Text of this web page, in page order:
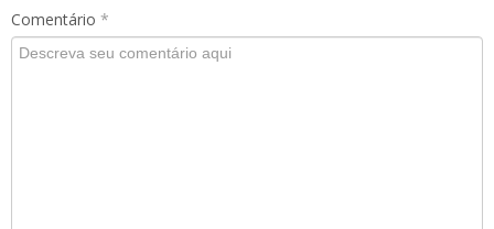
Comentário *